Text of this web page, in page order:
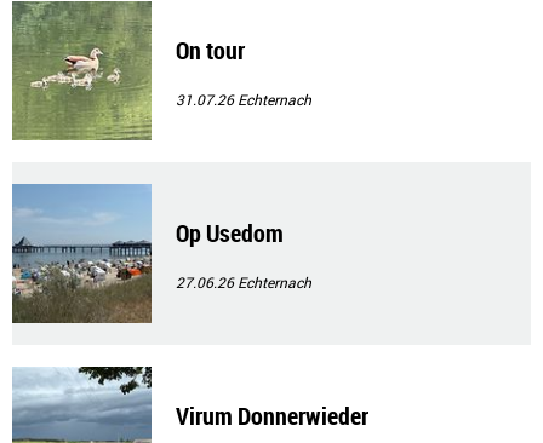
On tour
31.07.26Echternach
Op Usedom
27.06.26Echternach
Virum Donnerwieder